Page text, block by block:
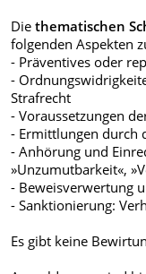
Diethematischen
folgenden Aspekten
- Präventives oder
-
Strafrecht
- Voraussetzungen
- Ermittlungen durch
- Anhörung und
»Unzumutbarkeit«,
- Beweisverwertung
- Sanktionierung:
Es gibt keine